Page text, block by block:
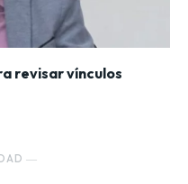
revisar vínculos
―